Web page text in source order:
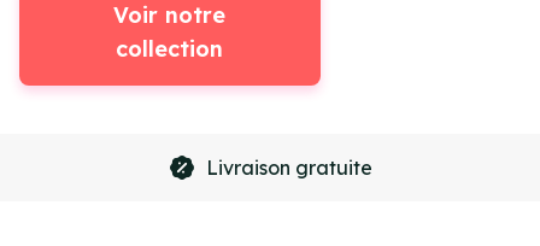
Voir notre
collection
Livraison gratuite